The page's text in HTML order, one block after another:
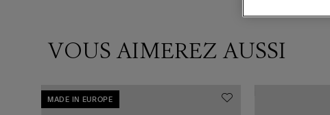
VOUS AIMEREZ AUSSI
MADE IN EUROPE